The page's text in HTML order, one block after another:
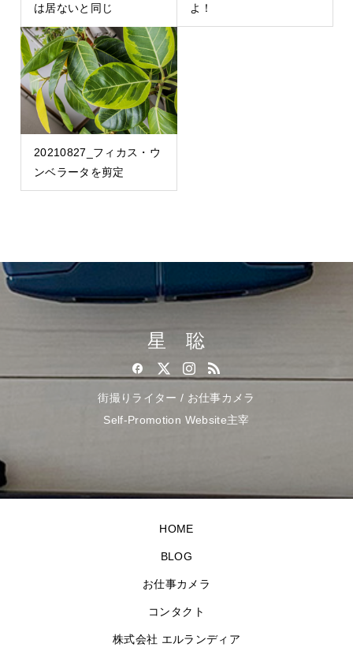
は居ないと同じ
よ！
20210827_フィカス・ウ
ンベラータを剪定
星 聡
街撮りライター / お仕事カメラ
Self-Promotion Website主宰
HOME
BLOG
お仕事カメラ
コンタクト
株式会社 エルランディア